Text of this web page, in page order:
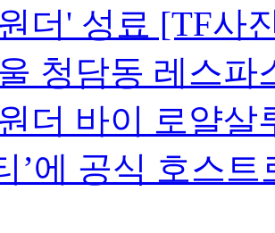
더' 성료 [TF사
청담동 레스파
더 바이 로얄살
’에 공식 호스